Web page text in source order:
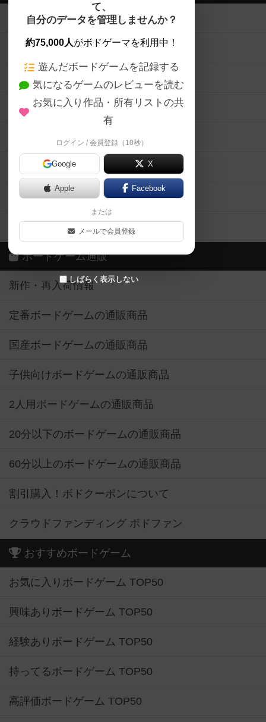
て、
自分のデータを管理しませんか？
約75,000人がボドゲーマを利用中！
遊んだボードゲームを記録する
気になるゲームのレビューを読む
お気に入り作品・所有リストの共
有
ログイン / 会員登録（10秒）
Google X
Apple Facebook
または
メールで会員登録
しばらく表示しない
ボードゲームを検索する
ボードゲームの新着レビュー
ボードゲーム会情報
メカニクス特集
掲示板・トピックス
ボドとも・会員一覧
ボードゲーム業界コラム
ボドゲーマご利用案内
ボードゲーム通販
新作・再入荷情報
定番ボードゲームの通販商品
国産ボードゲームの通販商品
子供向けボードゲームの通販商品
2人用ボードゲームの通販商品
20分以下のボードゲームの通販商品
60分以上のボードゲームの通販商品
割引購入！ボドクーポンについて
クラウドファンディング ボドファン
おすすめボードゲーム
お気に入りボードゲーム TOP50
興味ありボードゲーム TOP50
経験ありボードゲーム TOP50
持ってるボードゲーム TOP50
高評価ボードゲーム TOP50